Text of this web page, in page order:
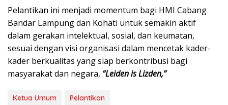
Pelantikan ini menjadi momentum bagi HMI Cabang
Bandar Lampung dan Kohati untuk semakin aktif
dalam gerakan intelektual, sosial, dan keumatan,
sesuai dengan visi organisasi dalam mencetak kader-
kader berkualitas yang siap berkontribusi bagi
masyarakat dan negara, “Leiden is Lizden,”
Ketua Umum
Pelantikan